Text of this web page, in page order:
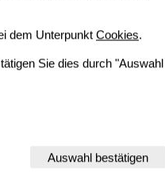
dem Unterpunkt Cookies.
Sie dies durch "Auswahl
unserer Website
verzichtet werden kann.
Auswahl bestätigen